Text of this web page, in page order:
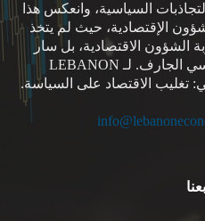
السياسية، وانعكس هذا
الإقتصادية، حيث لم يتخذ
الشؤون الاقتصادية، بل سار
والاقتصاد في التيار السياسي الجارف. لـ LEBANON